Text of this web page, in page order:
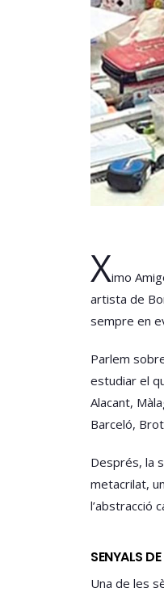
Ximo
artista de
sempre en
Parlem
estudiar el
Alacant,
Barceló,
Després, la
metacrilat,
l’abstracció
SENYALS
Una de les